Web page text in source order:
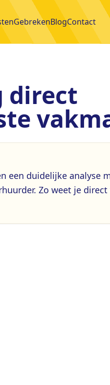
GebrekenBlogContact
direct
een duidelijke analyse
Zo weet je direct